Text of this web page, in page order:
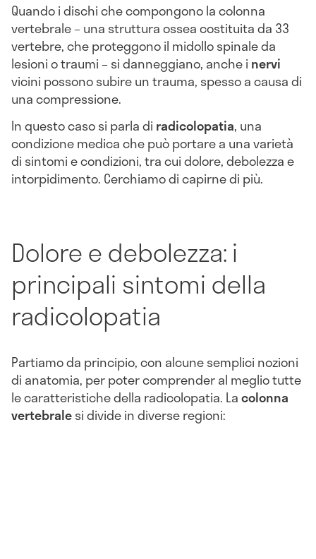
Quando i dischi che compongono la colonna
vertebrale – una struttura ossea costituita da 33
vertebre, che proteggono il midollo spinale da
lesioni o traumi – si danneggiano, anche i nervi
vicini possono subire un trauma, spesso a causa di
una compressione.
In questo caso si parla di radicolopatia, una
condizione medica che può portare a una varietà
di sintomi e condizioni, tra cui dolore, debolezza e
intorpidimento. Cerchiamo di capirne di più.
Dolore e debolezza: i
principali sintomi della
radicolopatia
Partiamo da principio, con alcune semplici nozioni
di anatomia, per poter comprender al meglio tutte
le caratteristiche della radicolopatia. Lacolonna
vertebralesi divide in diverse regioni: